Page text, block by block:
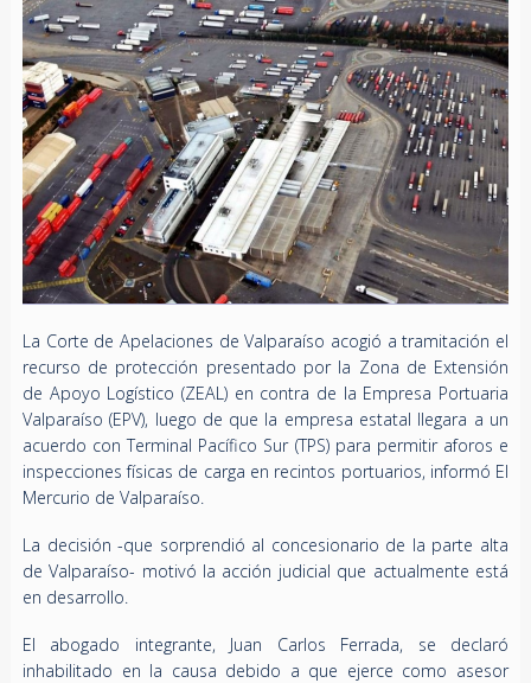
La Corte de Apelaciones de Valparaíso acogió a tramitación el
recurso de protección presentado por la Zona de Extensión
de Apoyo Logístico (ZEAL) en contra de la Empresa Portuaria
Valparaíso (EPV), luego de que la empresa estatal llegara a un
acuerdo con Terminal Pacífico Sur (TPS) para permitir aforos e
inspecciones físicas de carga en recintos portuarios, informó El
Mercurio de Valparaíso.
La decisión -que sorprendió al concesionario de la parte alta
de Valparaíso- motivó la acción judicial que actualmente está
en desarrollo.
El abogado integrante, Juan Carlos Ferrada, se declaró
inhabilitado en la causa debido a que ejerce como asesor